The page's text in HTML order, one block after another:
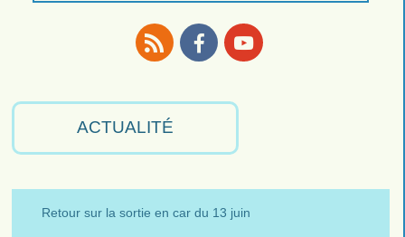
ACTUALITÉ
Retour sur la sortie en car du 13 juin